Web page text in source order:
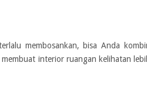
membosankan, bisa Anda
interior ruangan kelihatan